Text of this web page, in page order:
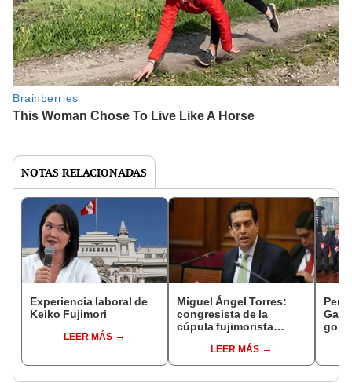
NOTAS RELACIONADAS
Experiencia laboral de
Keiko Fujimori
LEER MÁS
Miguel Ángel Torres:
congresista de la
cúpula fujimorista
del SenadoLEER MÁS